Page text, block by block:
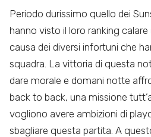
Periodo durissimo quello dei
hanno visto il loro ranking
causa dei diversi infortuni che
squadra. La vittoria di questa
dare morale e domani notte
back to back, una missione
vogliono avere ambizioni di
sbagliare questa partita. A